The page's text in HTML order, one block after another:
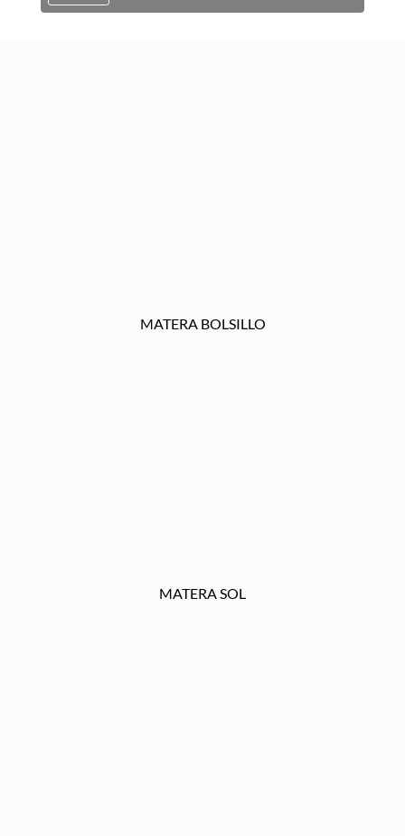
MATERA BOLSILLO
MATERA SOL